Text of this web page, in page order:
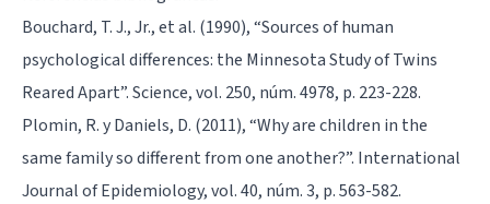
Bouchard, T. J., Jr., et al. (1990), “Sources of human
psychological differences: the Minnesota Study of Twins
Reared Apart”. Science, vol. 250, núm. 4978, p. 223-228.
Plomin, R. y Daniels, D. (2011), “Why are children in the
same family so different from one another?”. International
Journal of Epidemiology, vol. 40, núm. 3, p. 563-582.